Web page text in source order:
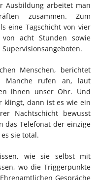
Ausbildung arbeitet man
zusammen. Zum
eine Tagschicht von vier
acht Stunden sowie
Menschen, berichtet
Manche rufen an, laut
ihnen unser Ohr. Und
klingt, dann ist es wie ein
Nachtschicht bewusst
das Telefonat der einzige
sie total.
wie sie selbst mit
wo die Triggerpunkte
Gespräche